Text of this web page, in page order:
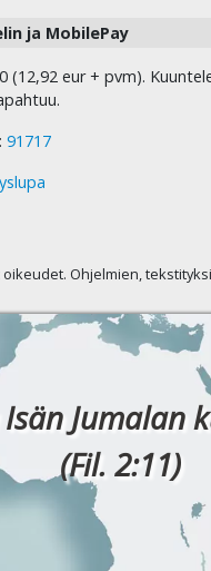
ja MobilePay
(12,92 eur + pvm).
91717
Ohjelmien,
Jumalan
(Fil. 2:11)